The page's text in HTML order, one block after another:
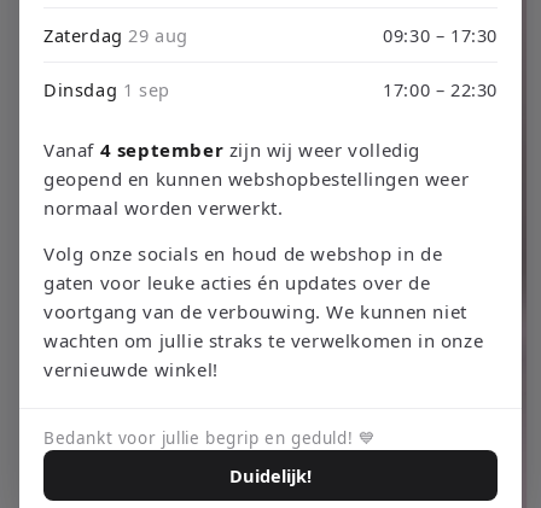
Zaterdag29 aug 09:30 – 17:30
Dinsdag 1 sep 17:00 – 22:30
Vanaf 4 september zijn wij weer volledig
geopend en kunnen webshopbestellingen weer
normaal worden verwerkt.
Volg onze socials en houd de webshop in de
gaten voor leuke acties én updates over de
voortgang van de verbouwing. We kunnen niet
wachten om jullie straks te verwelkomen in onze
vernieuwde winkel!
Bedankt voor jullie begrip en geduld! 💙
Duidelijk!